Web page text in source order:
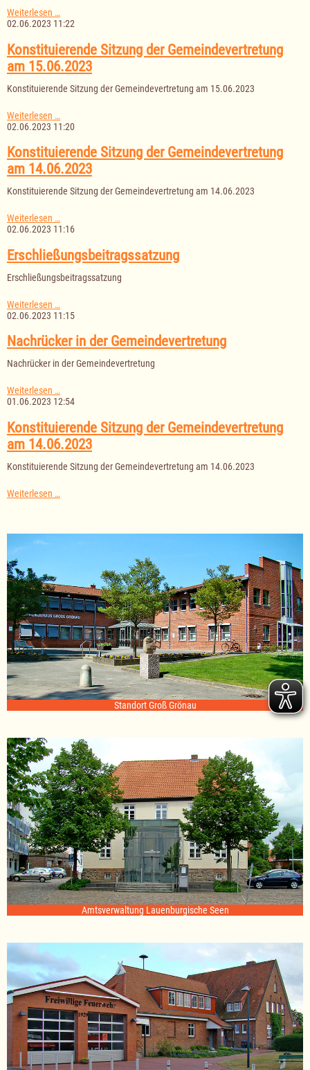
Weiterlesen …Konstituierende
Sitzung
Gemeindevertretung
am
15.06.2023
02.06.2023 11:22
Konstituierende Sitzung der Gemeindevertretung
am 15.06.2023
Konstituierende Sitzung der Gemeindevertretung am 15.06.2023
Weiterlesen …
Sitzung
Gemeindevertretung
am
15.06.2023
02.06.2023 11:20
Konstituierende Sitzung der Gemeindevertretung
am 14.06.2023
Konstituierende Sitzung der Gemeindevertretung am 14.06.2023
Weiterlesen …Konstituierende
Sitzung
Gemeindevertretung
am
14.06.2023
02.06.2023 11:16
Erschließungsbeitragssatzung
Erschließungsbeitragssatzung
Weiterlesen …
02.06.2023 11:15
Nachrücker in der Gemeindevertretung
Nachrücker in der Gemeindevertretung
Weiterlesen …
in
Gemeindevertretung
01.06.2023 12:54
Konstituierende Sitzung der Gemeindevertretung
am 14.06.2023
Konstituierende Sitzung der Gemeindevertretung am 14.06.2023
Weiterlesen …
am
Standort Groß Grönau
Amtsverwaltung Lauenburgische Seen